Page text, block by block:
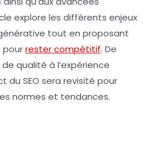
explore les différents enjeux
générative tout en proposant
rester compétitif. De
qualité à l’expérience
du SEO sera revisité pour
normes et tendances.